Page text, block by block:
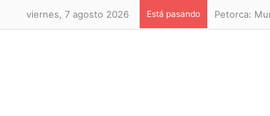
viernes, 7 agosto 2026 Está pasando Petorca: